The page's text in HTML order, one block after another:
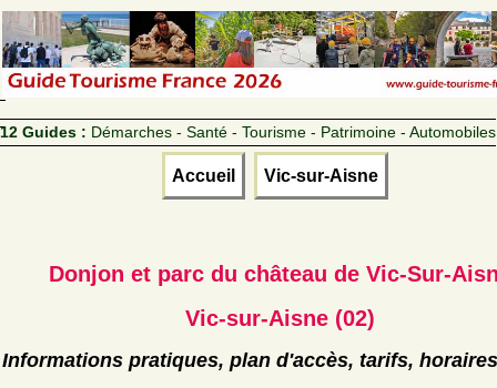
12 Guides : Démarches - Santé - Tourisme - Patrimoine - Automobiles
Accueil Vic-sur-Aisne
Donjon et parc du château de Vic-Sur-
Vic-sur-Aisne (02)
Informations pratiques, plan d'accès, tarifs, horaires